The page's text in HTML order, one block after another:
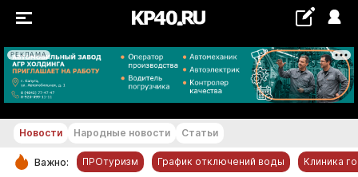
РЕКЛАМА
+22...+23 °С
Новости Народные новости Статьи
Важно: ПРОтуризм График отключений воды Клиника